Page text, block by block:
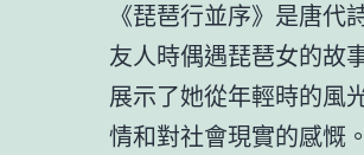
《琵琶行並序》是唐
友人時偶遇琵琶女的故
展示了她從年輕時的風
情和對社會現實的感慨。